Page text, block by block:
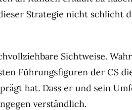
Strategie nicht schlicht
Sichtweise.
Führungsfiguren der CS
hat. Dass er und sein
verständlich.